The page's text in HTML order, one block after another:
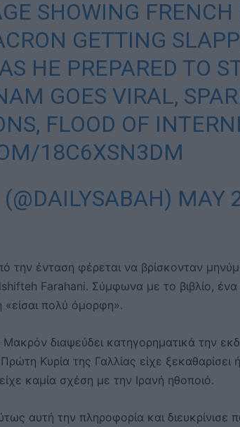
SHOWING FRENCH
GETTING
HE PREPARED TO
GOES VIRAL,
FLOOD OF
18C6XSN3DM
MAY
την ένταση φέρεται να βρίσκονταν
Farahani. Σύμφωνα με το βιβλίο,
«είσαι πολύ όμορφη».
Μακρόν διαψεύδει κατηγορηματικά την
Κυρία της Γαλλίας είχε ξεκαθαρίσει
καμία σχέση με την Ιρανή ηθοποιό.
αυτή την πληροφορία και διευκρίνισε